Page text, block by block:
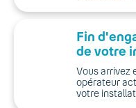
Fin
de votre
Vous arrivez
opérateur
votre